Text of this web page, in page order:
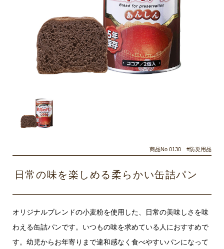
商品No 0130 #防災用品
日常の味を楽しめる柔らかい缶詰パン
オリジナルブレンドの小麦粉を使用した、日常の美味しさを味
わえる缶詰パンです。いつもの味を求めている人におすすめで
す。幼児からお年寄りまで違和感なく食べやすいパンになって